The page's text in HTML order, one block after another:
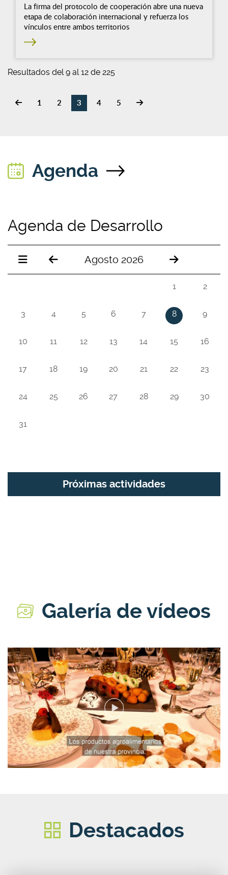
La firma del protocolo de cooperación abre una nueva
etapa de colaboración internacional y refuerza los
vínculos entre ambos territorios
Resultados del 9 al 12 de 225
1 2 3 4 5
Agenda
Agenda de Desarrollo
Agosto 2026
1 2
3 4 5 6 7 8 9
10 11 12 13 14 15 16
17 18 19 20 21 22 23
24 25 26 27 28 29 30
31
Próximas actividades
Galería de vídeos
Destacados